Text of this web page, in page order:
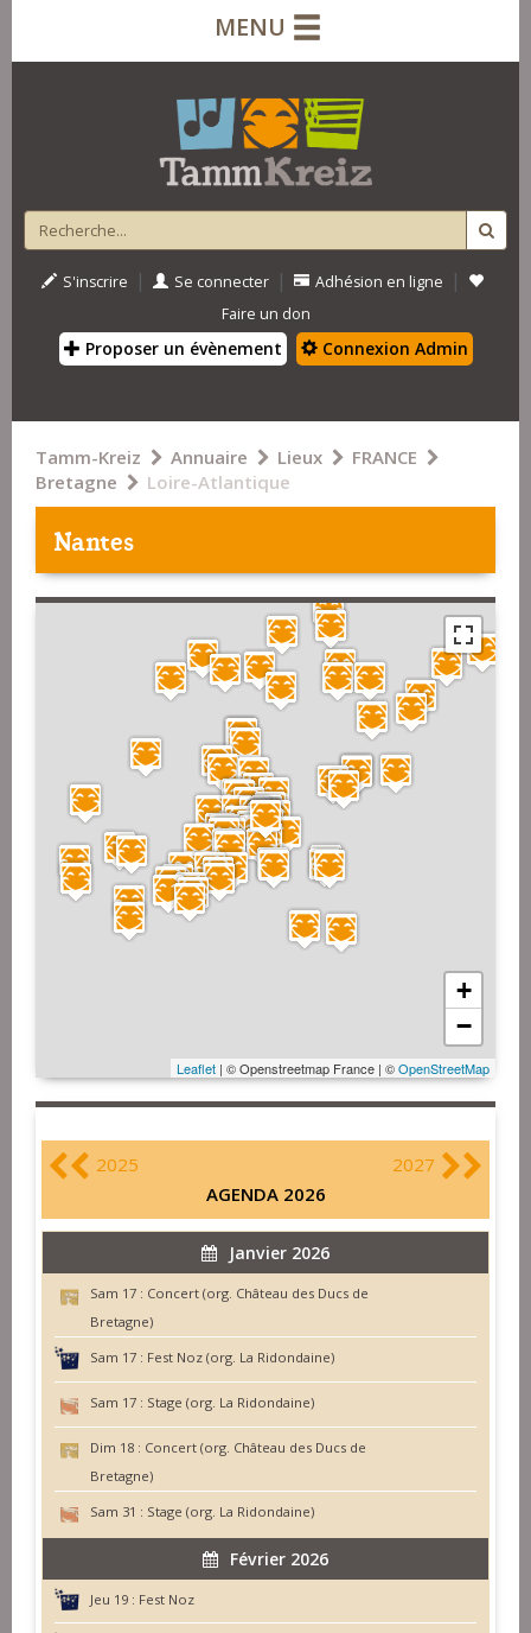
MENU
S'inscrire | Se connecter | Adhésion en ligne |
Faire un don
Proposer un évènement Connexion Admin
Tamm-Kreiz Annuaire Lieux
FRANCE
Bretagne
Loire-Atlantique
Nantes
+
−
Leaflet | © Openstreetmap France | ©OpenStreetMap
2025
2027
AGENDA 2026
Janvier 2026
Sam 17 : Concert (org. Château des Ducs de
Bretagne)
Sam 17 : Fest Noz (org. La Ridondaine)
Sam 17 : Stage (org. La Ridondaine)
Dim 18 : Concert (org. Château des Ducs de
Bretagne)
Sam 31 : Stage (org. La Ridondaine)
Février 2026
Jeu 19 : Fest Noz